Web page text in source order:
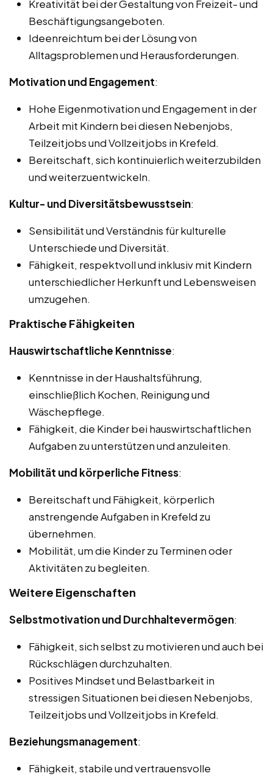
Kreativität bei der Gestaltung von Freizeit- und
Beschäftigungsangeboten.
Ideenreichtum bei der Lösung von
Alltagsproblemen und Herausforderungen.
Motivation und Engagement:
Hohe Eigenmotivation und Engagement in der
Arbeit mit Kindern bei diesen Nebenjobs,
Teilzeitjobs und Vollzeitjobs in Krefeld.
Bereitschaft, sich kontinuierlich weiterzubilden
und weiterzuentwickeln.
Kultur- und Diversitätsbewusstsein:
Sensibilität und Verständnis für kulturelle
Unterschiede und Diversität.
Fähigkeit, respektvoll und inklusiv mit Kindern
unterschiedlicher Herkunft und Lebensweisen
umzugehen.
Praktische Fähigkeiten
Hauswirtschaftliche Kenntnisse:
Kenntnisse in der Haushaltsführung,
einschließlich Kochen, Reinigung und
Wäschepflege.
Fähigkeit, die Kinder bei hauswirtschaftlichen
Aufgaben zu unterstützen und anzuleiten.
Mobilität und körperliche Fitness:
Bereitschaft und Fähigkeit, körperlich
anstrengende Aufgaben in Krefeld zu
übernehmen.
Mobilität, um die Kinder zu Terminen oder
Aktivitäten zu begleiten.
Weitere Eigenschaften
Selbstmotivation und Durchhaltevermögen:
Fähigkeit, sich selbst zu motivieren und auch bei
Rückschlägen durchzuhalten.
Positives Mindset und Belastbarkeit in
stressigen Situationen bei diesen Nebenjobs,
Teilzeitjobs und Vollzeitjobs in Krefeld.
Beziehungsmanagement:
Fähigkeit, stabile und vertrauensvolle